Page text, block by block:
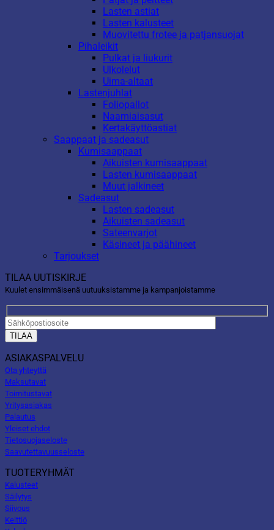
Lasten astiat
Lasten kalusteet
Muovitettu frotee ja patjansuojat
Pihaleikit
Pulkat ja liukurit
Ulkolelut
Uima-altaat
Lastenjuhlat
Foliopallot
Naamiaisasut
Kertakäyttöastiat
Saappaat ja sadeasut
Kumisaappaat
Aikuisten kumisaappaat
Lasten kumisaappaat
Muut jalkineet
Sadeasut
Lasten sadeasut
Aikuisten sadeasut
Sateenvarjot
Käsineet ja päähineet
Tarjoukset
TILAA UUTISKIRJE
Kuulet ensimmäisenä uutuuksistamme ja kampanjoistamme
ASIAKASPALVELU
Ota yhteyttä
Maksutavat
Toimitustavat
Yritysasiakas
Palautus
Yleiset ehdot
Tietosuojaseloste
Saavutettavuusseloste
TUOTERYHMÄT
Kalusteet
Säilytys
Siivous
Keittiö